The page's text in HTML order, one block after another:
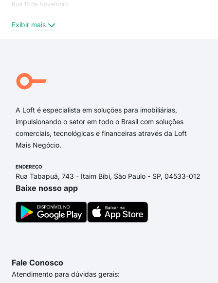
Rua 15 de Novembro
Rua Paul Hering
Rua Namy Deeke
Rua Chile
Exibir mais
A Loft é especialista em soluções para imobiliárias,
impulsionando o setor em todo o Brasil com soluções
comerciais, tecnológicas e financeiras através da Loft
Mais Negócio.
ENDEREÇO
Rua Tabapuã, 743 - Itaim Bibi, São Paulo - SP, 04533-012
Baixe nosso app
Fale Conosco
Atendimento para dúvidas gerais: